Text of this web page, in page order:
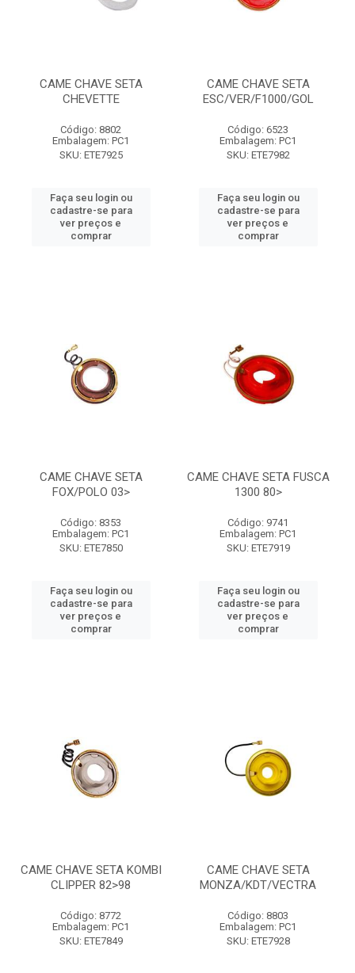
CAME CHAVE SETA
CHEVETTE
Código: 8802
Embalagem: PC1
SKU: ETE7925
Faça seu login ou
cadastre-se para
ver preços e
comprar
CAME CHAVE SETA
ESC/VER/F1000/GOL
Código: 6523
Embalagem: PC1
SKU: ETE7982
Faça seu login ou
cadastre-se para
ver preços e
comprar
CAME CHAVE SETA
FOX/POLO 03>
Código: 8353
Embalagem: PC1
SKU: ETE7850
Faça seu login ou
cadastre-se para
ver preços e
comprar
CAME CHAVE SETA FUSCA
1300 80>
Código: 9741
Embalagem: PC1
SKU: ETE7919
Faça seu login ou
cadastre-se para
ver preços e
comprar
CAME CHAVE SETA KOMBI
CLIPPER 82>98
Código: 8772
Embalagem: PC1
SKU: ETE7849
CAME CHAVE SETA
MONZA/KDT/VECTRA
Código: 8803
Embalagem: PC1
SKU: ETE7928